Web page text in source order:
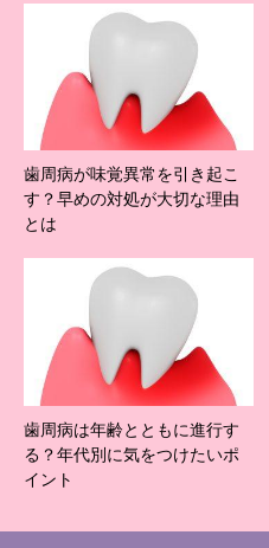
歯周病が味覚異常を引き起こ
す？早めの対処が大切な理由
とは
歯周病は年齢とともに進行す
る？年代別に気をつけたいポ
イント